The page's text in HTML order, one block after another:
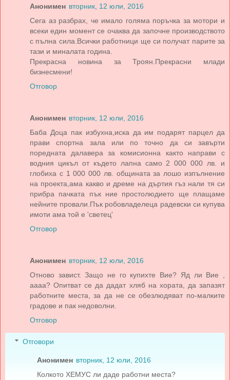
Анонимен вторник, 12 юли, 2016
Сега аз разбрах, че имало голяма поръчка за мотори и
всеки един момент се очаква да започне производството
с пълна сила.Всички работници ще си получат парите за
тази и миналата година.
Прекрасна новина за Троян.Прекрасни млади
бизнесмени!
Отговор
Анонимен вторник, 12 юли, 2016
Баба Доца пак избухна,иска да им подарят парцел да
прави спортна зала или по точно да си завърти
поредната далавера за комисионна както направи с
водния цикъл от където лапна само 2 000 000 лв. и
глобиха с 1 000 000 лв. общината за лошо изпълнение
на проекта,ама какво и дреме на дъртия гъз нали тя си
прибра пачката пък ние простолюдието ще плащаме
нейните провали.Пък робовладелеца радевски си купува
имоти ама той е 'светец'
Отговор
Анонимен вторник, 12 юли, 2016
Отново завист. Защо не го купихте Вие? Яд ли Вие ,
аааа? Опитват се да дадат хляб на хората, да запазят
работните места, за да не се обезлюдяват по-малките
градове и пак недоволни.
Отговор
Отговори
Анонимен вторник, 12 юли, 2016
Колкото ХЕМУС ли даде работни места?